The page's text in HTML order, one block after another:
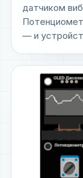
датчиком
— и